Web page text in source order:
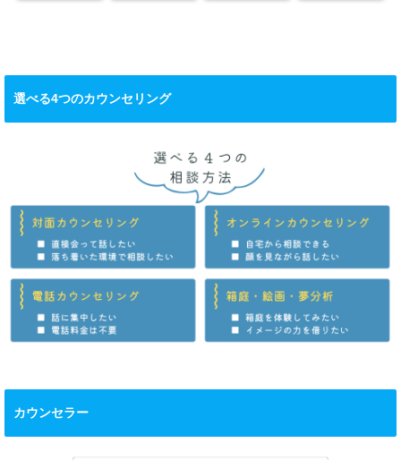
選べる4つのカウンセリング
カウンセラー